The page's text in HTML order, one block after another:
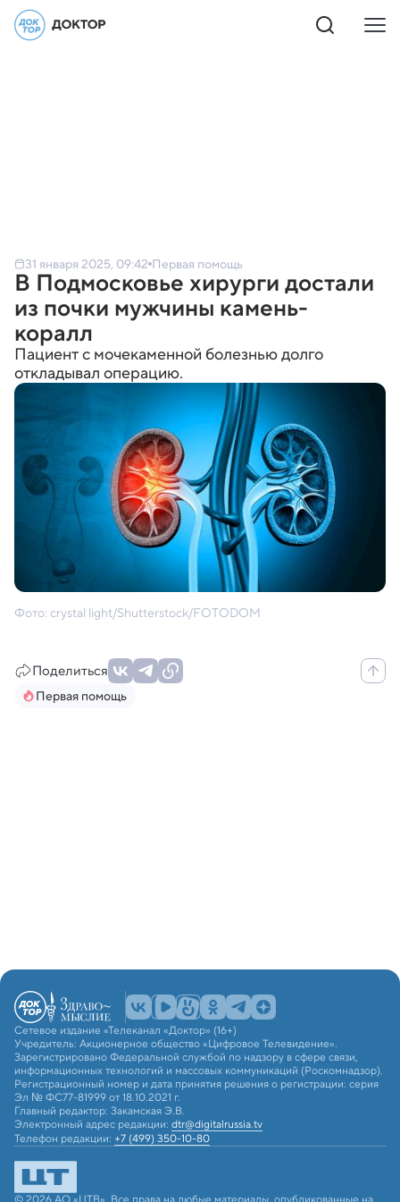
31 января 2025, 09:42 Первая помощь
В Подмосковье хирурги достали
из почки мужчины камень-
коралл
Пациент с мочекаменной болезнью долго
откладывал операцию.
Фото: crystal light/Shutterstock/FOTODOM
Поделиться
Первая помощь
Сетевое издание «Телеканал «Доктор» (16+)
Учредитель: Акционерное общество «Цифровое Телевидение».
Зарегистрировано Федеральной службой по надзору в сфере связи,
информационных технологий и массовых коммуникаций (Роскомнадзор).
Регистрационный номер и дата принятия решения о регистрации: серия
Эл № ФС77-81999 от 18.10.2021 г.
Главный редактор: Закамская Э.В.
Электронный адрес редакции: dtr@digitalrussia.tv
Телефон редакции: +7 (499) 350-10-80
© 2026 АО «ЦТВ». Все права на любые материалы, опубликованные на